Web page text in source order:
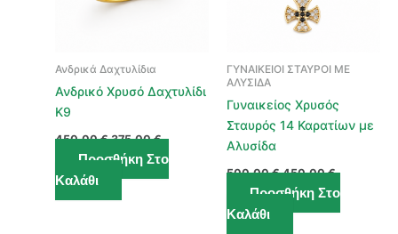
Ανδρικά Δαχτυλίδια
Ανδρικό Χρυσό Δαχτυλίδι
Κ9
450,00€ Original
was:
450,00 €.
375,00€
τιμή
είναι:
Προσθήκη Στο
Καλάθι
ΓΥΝΑΙΚΕΙΟΙ ΣΤΑΥΡΟΙ ΜΕ
ΑΛΥΣΙΔΑ
Γυναικείος Χρυσός
Σταυρός 14 Καρατίων με
Αλυσίδα
500,00€ Original
was:
500,00 €.
450,00€
τιμή
είναι:
Προσθήκη Στο
Καλάθι